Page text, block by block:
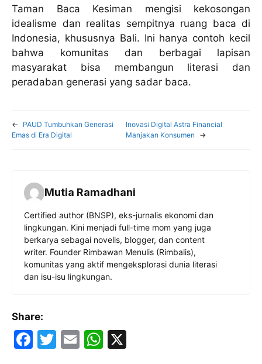
Taman Baca Kesiman mengisi kekosongan
idealisme dan realitas sempitnya ruang baca di
Indonesia, khususnya Bali. Ini hanya contoh kecil
bahwa komunitas dan berbagai lapisan
masyarakat bisa membangun literasi dan
peradaban generasi yang sadar baca.
←
PAUD Tumbuhkan Generasi
Emas di Era Digital
Inovasi Digital Astra Financial
Manjakan Konsumen
→
Mutia Ramadhani
Certified author (BNSP), eks-jurnalis ekonomi dan
lingkungan. Kini menjadi full-time mom yang juga
berkarya sebagai novelis, blogger, dan content
writer. Founder Rimbawan Menulis (Rimbalis),
komunitas yang aktif mengeksplorasi dunia literasi
dan isu-isu lingkungan.
Share:
F
T
E
W